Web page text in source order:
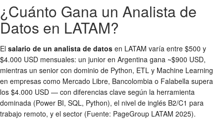
¿Cuánto Gana un Analista de
Datos en LATAM?
El salario de un analista de datos en LATAM varía entre $500 y
$4.000 USD mensuales: un junior en Argentina gana ~$900 USD,
mientras un senior con dominio de Python, ETL y Machine Learning
en empresas como Mercado Libre, Bancolombia o Falabella supera
los $4.000 USD — con diferencias clave según la herramienta
dominada (Power BI, SQL, Python), el nivel de inglés B2/C1 para
trabajo remoto, y el sector (Fuente: PageGroup LATAM 2025).